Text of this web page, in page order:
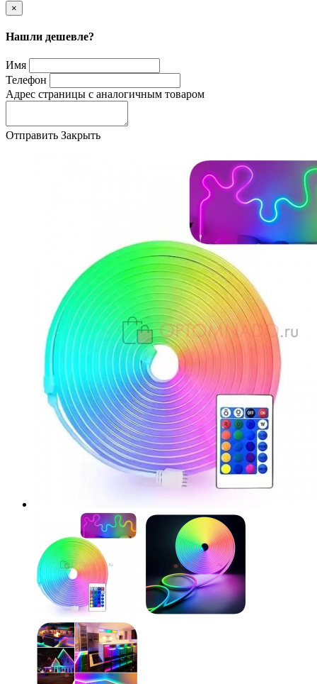
×
Нашли дешевле?
Имя
Телефон
Адрес страницы с аналогичным товаром
Отправить Закрыть